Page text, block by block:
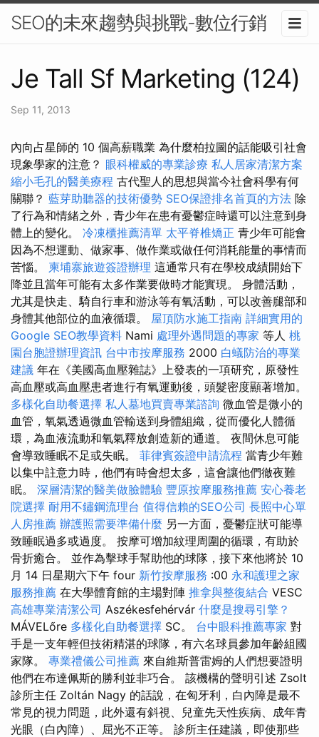
SEO的未來趨勢與挑戰-數位行銷
Je Tall Sf Marketing (124)
Sep 11, 2013
內向占星師的 10 個高薪職業 為什麼柏拉圖的話能吸引社會
現象學家的注意？ 眼科權威的專業診療 私人居家清潔方案
縮小毛孔的醫美療程 古代聖人的思想與當今社會科學有何
關聯？ 藍芽助聽器的技術優勢 SEO保證排名首頁的方法 除
了行為和情緒之外，青少年在患有憂鬱症時還可以注意到身
體上的變化。 冷凍櫃推薦清單 太平脊椎矯正 青少年可能會
因為不想運動、做家事、做作業或做任何消耗能量的事情而
苦惱。 柬埔寨旅遊簽證辦理 這通常只有在學校成績開始下
降並且當年可能有太多作業要做時才能實現。 身體活動，
尤其是快走、騎自行車和游泳等有氧活動，可以改善腿部和
身體其他部位的血液循環。 屋頂防水施工指南 詳細實用的
Google SEO教學資料 Nami 處理外遇問題的專家 等人 桃
園台胞證辦理資訊 台中市按摩服務 2000 白蟻防治的專業
建議 年在《美國高血壓雜誌》上發表的一項研究，原發性
高血壓或高血壓患者進行有氧運動後，頭髮密度顯著增加。
多樣化自助餐選擇 私人墓地買賣專業諮詢 微血管是微小的
血管，氧氣透過微血管輸送到身體組織，從而優化人體循
環，為血液流動和氧氣釋放創造新的通道。 夜間休息可能
會導致睡眠不足或失眠。 菲律賓簽證申請流程 當青少年難
以集中註意力時，他們有時會想太多，這會讓他們徹夜難
眠。 深層清潔的醫美做臉體驗 豐原按摩服務推薦 安心養老
院選擇 耐用不鏽鋼流理台 值得信賴的SEO公司 長照中心單
人房推薦 辦護照需要準備什麼 另一方面，憂鬱症狀可能導
致睡眠過多或過度。 按摩可增加紋理周圍的循環，有助於
骨折癒合。 並作為擊球手幫助他的球隊，接下來他將於 10
月 14 日星期六下午 four 新竹按摩服務 :00 永和護理之家
服務推薦 在大學體育館的主場對陣 推拿與整復結合 VESC
高雄專業清潔公司 Aszékesfehérvár 什麼是搜尋引擎？
MÁVELőre 多樣化自助餐選擇 SC。 台中眼科推薦專家 對
手是一支年輕但技術精湛的球隊，有六名球員參加年齡組國
家隊。 專業禮儀公司推薦 來自維斯普雷姆的人們想要證明
他們在布達佩斯的勝利並非巧合。 該機構的聲明引述 Zsolt
診所主任 Zoltán Nagy 的話說，在匈牙利，白內障是最不
常見的視力問題，此外還有斜視、兒童先天性疾病、成年青
光眼（白內障）、屈光不正等。 診所主任建議，即使那些